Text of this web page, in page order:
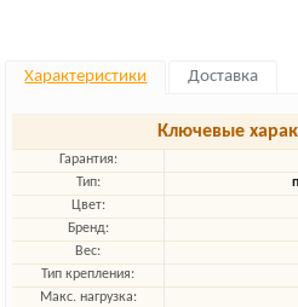
Характеристики Доставка
Ключевые
Гарантия:
Тип:
Цвет:
Бренд:
Вес:
Тип крепления:
Макс. нагрузка: